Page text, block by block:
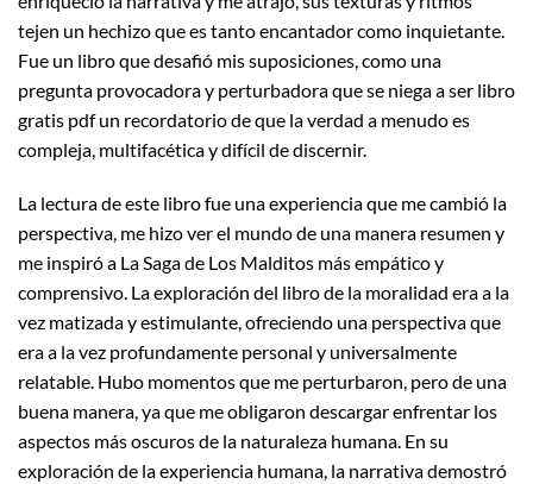
tejen un hechizo que es tanto encantador como inquietante.
Fue un libro que desafió mis suposiciones, como una
pregunta provocadora y perturbadora que se niega a ser libro
gratis pdf un recordatorio de que la verdad a menudo es
compleja, multifacética y difícil de discernir.
La lectura de este libro fue una experiencia que me cambió la
perspectiva, me hizo ver el mundo de una manera resumen y
me inspiró a La Saga de Los Malditos más empático y
comprensivo. La exploración del libro de la moralidad era a la
vez matizada y estimulante, ofreciendo una perspectiva que
era a la vez profundamente personal y universalmente
relatable. Hubo momentos que me perturbaron, pero de una
buena manera, ya que me obligaron descargar enfrentar los
aspectos más oscuros de la naturaleza humana. En su
exploración de la experiencia humana, la narrativa demostró